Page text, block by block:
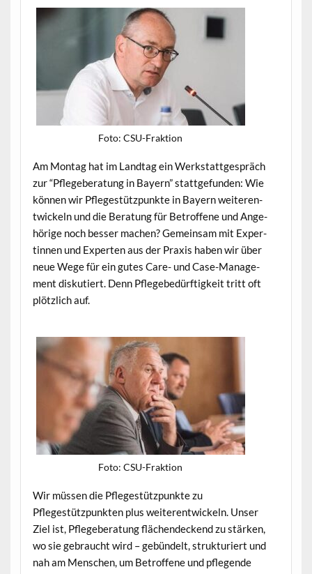
Foto: CSU-Frak­tion
Am Mon­tag hat im Land­tag ein Werk­stattge­spräch
zur “Pflege­ber­atung in Bay­ern” stattge­fun­den: Wie
kön­nen wir Pflegestützpunk­te in Bay­ern weit­er­en­
twick­eln und die Beratung für Betrof­fene und Ange­
hörige noch bess­er machen? Gemein­sam mit Exper­
tin­nen und Experten aus der Prax­is haben wir über
neue Wege für ein gutes Care- und Case-Man­age­
ment disku­tiert. Denn Pflegebedürftigkeit tritt oft
plöt­zlich auf.
Foto: CSU-Frak­tion
Wir müssen die Pflegestützpunk­te zu
Pflegestützpunk­ten plus weit­er­en­twick­eln. Unser
Ziel ist, Pflege­ber­atung flächen­deck­end zu stärken,
wo sie gebraucht wird – gebün­delt, struk­turi­ert und
nah am Men­schen, um Betrof­fene und pfle­gende